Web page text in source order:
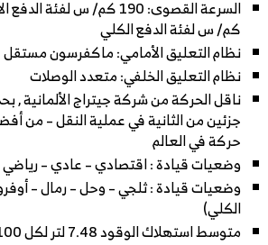
كم/ س لفئة الدفع الكلي
نظام التعليق الأمامي: ماكفرسون مستقل
نظام التعليق الخلفي: متعدد الوصلات
ناقل الحركة من شركة جيتراج الألمانية ,
جزئين من الثانية في عملية النقل – من
حركة في العالم
وضعيات قيادة : اقتصادي – عادي – رياضي
وضعيات قيادة : ثلجي – وحل – رمال –
الكلي)
متوسط استهلاك الوقود 7.48 لتر لكل 100 كلم